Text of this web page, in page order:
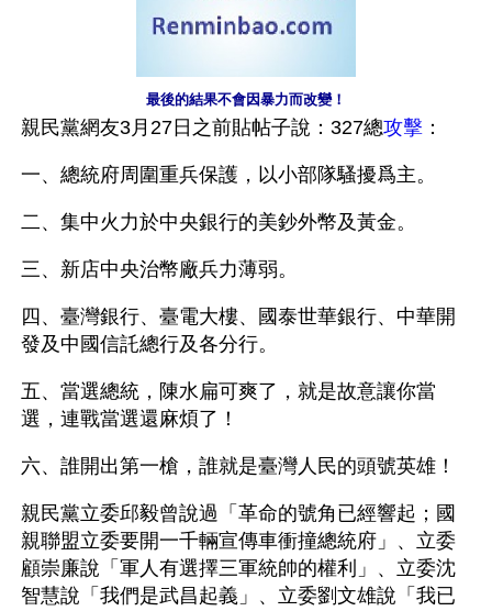
最後的結果不會因暴力而改變！
親民黨網友3月27日之前貼帖子說：327總攻擊 ：
一、總統府周圍重兵保護，以小部隊騷擾爲主。
二、集中火力於中央銀行的美鈔外幣及黃金。
三、新店中央治幣廠兵力薄弱。
四、臺灣銀行、臺電大樓、國泰世華銀行、中華開
發及中國信託總行及各分行。
五、當選總統，陳水扁可爽了，就是故意讓你當
選，連戰當選還麻煩了！
六、誰開出第一槍，誰就是臺灣人民的頭號英雄！
親民黨立委邱毅曾說過「革命的號角已經響起；國
親聯盟立委要開一千輛宣傳車衝撞總統府」、立委
顧崇廉說「軍人有選擇三軍統帥的權利」、立委沈
智慧說「我們是武昌起義」、立委劉文雄說「我已